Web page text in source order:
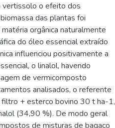
vertissolo o efeito dos
das plantas foi
orgânica naturalmente
do óleo essencial extraído
influenciou positivamente a
o linalol, havendo
de vermicomposto
analisados, o referente
+ esterco bovino 30 t ha-1,
(34,90 %). De modo geral
de misturas de bagaço